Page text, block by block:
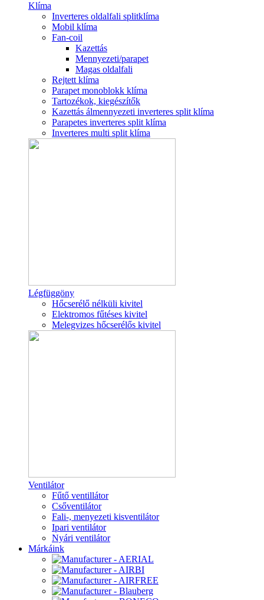
Klíma
Inverteres oldalfali splitklíma
Mobil klíma
Fan-coil
Kazettás
Mennyezeti/parapet
Magas oldalfali
Rejtett klíma
Parapet monoblokk klíma
Tartozékok, kiegészítők
Kazettás álmennyezeti inverteres split klíma
Parapetes inverteres split klíma
Inverteres multi split klíma
Légfüggöny
Hőcserélő nélküli kivitel
Elektromos fűtéses kivitel
Melegvizes hőcserélős kivitel
Ventilátor
Fűtő ventillátor
Csőventilátor
Fali-, menyezeti kisventilátor
Ipari ventilátor
Nyári ventilátor
Márkáink